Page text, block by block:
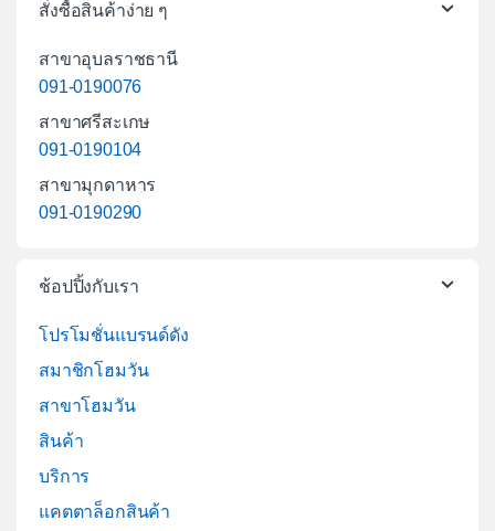
สั่งซื้อสินค้าง่าย ๆ
สาขาอุบลราชธานี
091-0190076
สาขาศรีสะเกษ
091-0190104
สาขามุกดาหาร
091-0190290
ช้อปปิ้งกับเรา
โปรโมชั่นแบรนด์ดัง
สมาชิกโฮมวัน
สาขาโฮมวัน
สินค้า
บริการ
แคตตาล็อกสินค้า